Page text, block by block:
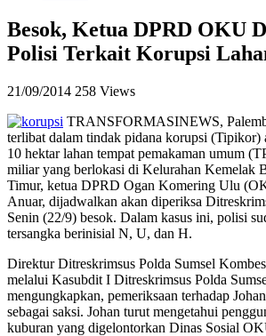
Besok, Ketua DPRD OKU
Polisi Terkait Korupsi
21/09/2014 258 Views
TRANSFORMASINEWS,
terlibat dalam tindak pidana korupsi (Tipikor)
10 hektar lahan tempat pemakaman umum
miliar yang berlokasi di Kelurahan Kemelak
Timur, ketua DPRD Ogan Komering Ulu
Anuar, dijadwalkan akan diperiksa
Senin (22/9) besok. Dalam kasus ini, polisi
tersangka berinisial N, U, dan H.
Direktur Ditreskrimsus Polda Sumsel
melalui Kasubdit I Ditreskrimsus Polda
mengungkapkan, pemeriksaan terhadap
sebagai saksi. Johan turut mengetahui
kuburan yang digelontorkan Dinas Sosial